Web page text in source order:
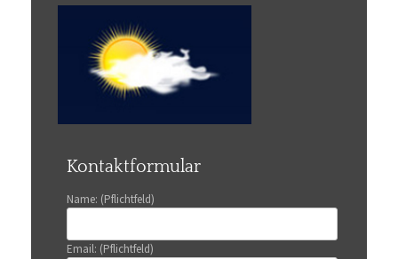
Kontaktformular
Name: (Pflichtfeld)
Email: (Pflichtfeld)